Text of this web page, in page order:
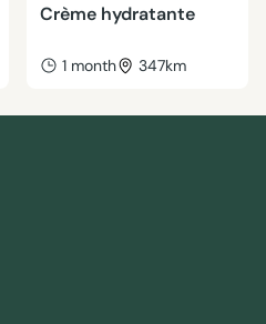
Crème hydratante
1 month 347km